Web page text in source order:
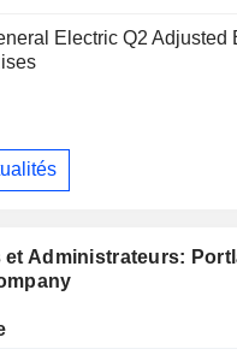
Electric Q2 Adjusted
et Administrateurs: